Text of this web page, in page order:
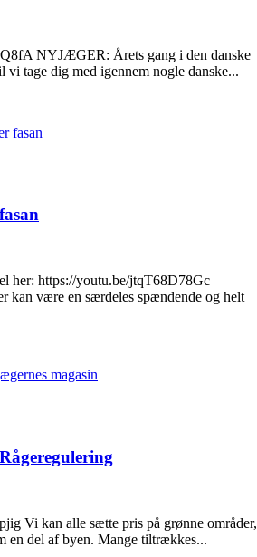
NYJÆGER: Årets gang i den danske
vi tage dig med igennem nogle danske...
her: https://youtu.be/jtqT68D78Gc
kan være en særdeles spændende og helt
Vi kan alle sætte pris på grønne områder,
en del af byen. Mange tiltrækkes...